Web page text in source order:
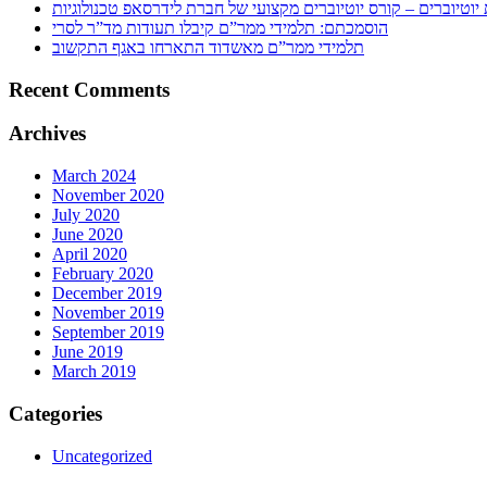
יוטיוברים – קורס יוטיוברים מקצועי של חברת לידרסאפ טכנולוגיות
הוסמכתם: תלמידי ממר”ם קיבלו תעודות מד”ר לסרי
תלמידי ממר”ם מאשדוד התארחו באגף התקשוב
Recent Comments
Archives
March 2024
November 2020
July 2020
June 2020
April 2020
February 2020
December 2019
November 2019
September 2019
June 2019
March 2019
Categories
Uncategorized